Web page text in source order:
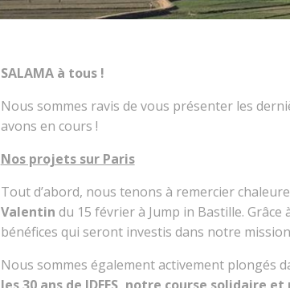
SALAMA à tous !
Nous sommes ravis de vous présenter les
avons en cours !
Nos projets sur Paris
Tout d’abord, nous tenons à remercier
Valentin du 15 février à Jump in Bastille.
bénéfices qui seront investis dans notre
Nous sommes également activement plongés